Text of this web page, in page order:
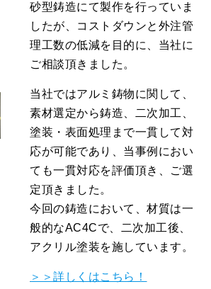
砂型鋳造にて製作を行っていま
したが、コストダウンと外注管
理工数の低減を目的に、当社に
ご相談頂きました。
当社ではアルミ鋳物に関して、
素材選定から鋳造、二次加工、
塗装・表面処理まで一貫して対
応が可能であり、当事例におい
ても一貫対応を評価頂き、ご選
定頂きました。
今回の鋳造において、材質は一
般的なAC4Cで、二次加工後、
アクリル塗装を施しています。
＞＞詳しくはこちら！